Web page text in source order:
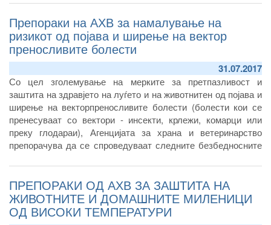
да заболат и животните и луѓето.
Препораки на АХВ за намалување на
ризикот од појава и ширење на вектор
преносливите болести
31.07.2017
Со цел зголемување на мерките за претпазливост и
заштита на здравјето на луѓето и на животнитен од појава и
ширење на векторпреносливите болести (болести кои се
пренесуваат со вектори - инсекти, крлежи, комарци или
преку глодараи), Агенцијата за храна и ветеринарство
препорачува да се спроведуваат следните безбедносните
за можна појава на овие болести
ПРЕПОРАКИ ОД АХВ ЗА ЗАШТИТА НА
ЖИВОТНИТЕ И ДОМАШНИТЕ МИЛЕНИЦИ
ОД ВИСОКИ ТЕМПЕРАТУРИ